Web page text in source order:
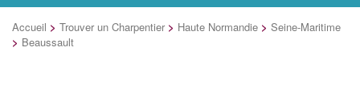
Accueil > Trouver un Charpentier > Haute Normandie > Seine-Maritime
> Beaussault